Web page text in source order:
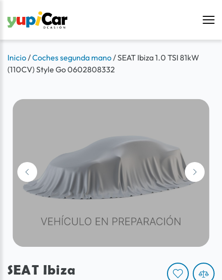
Inicio/Coches segunda mano/SEAT Ibiza 1.0 TSI 81kW
(110CV) Style Go 0602808332
SEAT Ibiza